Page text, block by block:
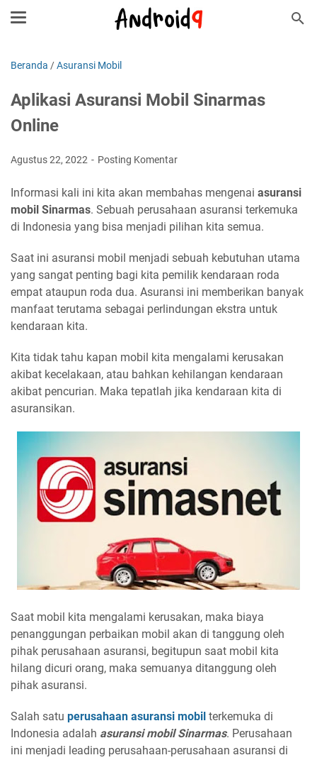
Beranda /Asuransi Mobil
Aplikasi Asuransi Mobil Sinarmas
Online
Agustus 22, 2022 Posting Komentar
Informasi kali ini kita akan membahas mengenai asuransi
mobil Sinarmas. Sebuah perusahaan asuransi terkemuka
di Indonesia yang bisa menjadi pilihan kita semua.
Saat ini asuransi mobil menjadi sebuah kebutuhan utama
yang sangat penting bagi kita pemilik kendaraan roda
empat ataupun roda dua. Asuransi ini memberikan banyak
manfaat terutama sebagai perlindungan ekstra untuk
kendaraan kita.
Kita tidak tahu kapan mobil kita mengalami kerusakan
akibat kecelakaan, atau bahkan kehilangan kendaraan
akibat pencurian. Maka tepatlah jika kendaraan kita di
asuransikan.
Saat mobil kita mengalami kerusakan, maka biaya
penanggungan perbaikan mobil akan di tanggung oleh
pihak perusahaan asuransi, begitupun saat mobil kita
hilang dicuri orang, maka semuanya ditanggung oleh
pihak asuransi.
Salah satu perusahaan asuransi mobil terkemuka di
Indonesia adalah asuransi mobil Sinarmas. Perusahaan
ini menjadi leading perusahaan-perusahaan asuransi di